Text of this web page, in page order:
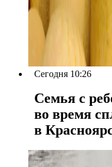
Сегодня 10:26
Семья с
во время
в